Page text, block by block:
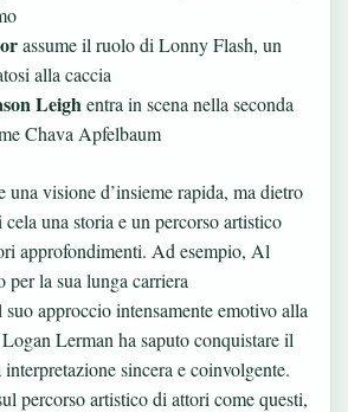
assume il ruolo di Lonny Flash, un
alla caccia
Leigh entra in scena nella seconda
Chava Apfelbaum
una visione d’insieme rapida, ma dietro
una storia e un percorso artistico
approfondimenti. Ad esempio, Al
per la sua lunga carriera
approccio intensamente emotivo alla
Lerman ha saputo conquistare il
sincera e coinvolgente.
percorso artistico di attori come questi,